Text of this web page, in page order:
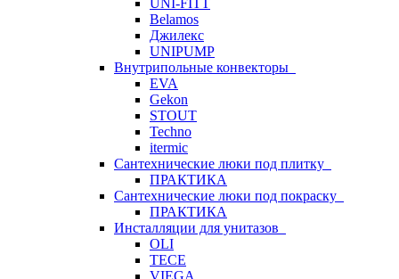
UNI-FITT
Belamos
Джилекс
UNIPUMP
Внутрипольные конвекторы
EVA
Gekon
STOUT
Techno
itermic
Сантехнические люки под плитку
ПРАКТИКА
Сантехнические люки под покраску
ПРАКТИКА
Инсталляции для унитазов
OLI
TECE
VIEGA